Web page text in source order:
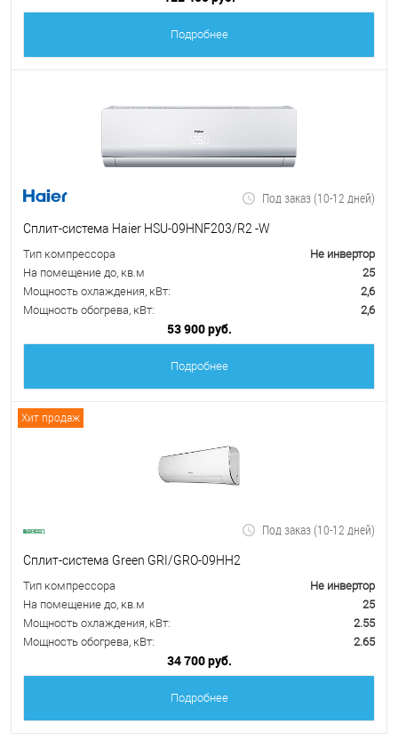
Подробнее
Под заказ (10-12 дней)
Сплит-система Haier HSU-09HNF203/R2 -W
Тип компрессора
Не инвертор
На помещение до, кв.м
25
Мощность охлаждения, кВт:
2,6
Мощность обогрева, кВт:
2,6
53 900 руб.
Подробнее
Хит продаж
Под заказ (10-12 дней)
Сплит-система Green GRI/GRO-09HH2
Тип компрессора
Не инвертор
На помещение до, кв.м
25
Мощность охлаждения, кВт:
2.55
Мощность обогрева, кВт:
2.65
34 700 руб.
Подробнее